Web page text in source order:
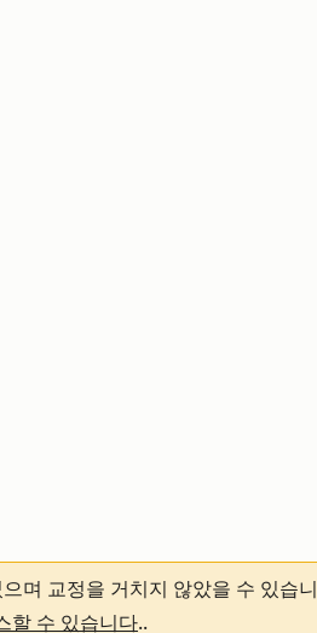
며 교정을 거치지 않았을 수 있습니
할 수 있습니다..